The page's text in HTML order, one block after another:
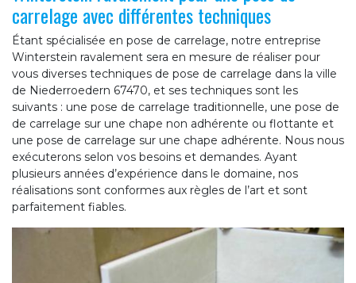
carrelage avec différentes techniques
Étant spécialisée en pose de carrelage, notre entreprise
Winterstein ravalement sera en mesure de réaliser pour
vous diverses techniques de pose de carrelage dans la ville
de Niederroedern 67470, et ses techniques sont les
suivants : une pose de carrelage traditionnelle, une pose de
de carrelage sur une chape non adhérente ou flottante et
une pose de carrelage sur une chape adhérente. Nous nous
exécuterons selon vos besoins et demandes. Ayant
plusieurs années d’expérience dans le domaine, nos
réalisations sont conformes aux règles de l’art et sont
parfaitement fiables.